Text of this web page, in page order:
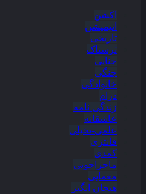
اکشن
انیمیشن
تاریخی
ترسناک
جنایی
جنگی
خانوادگی
درام
زندگی نامه
عاشقانه
علمی-تخیلی
فانتزی
کمدی
ماجراجویی
معمایی
هیجان انگیز